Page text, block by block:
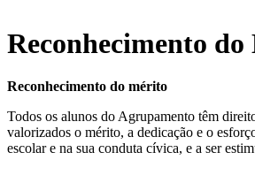
Reconhecimento
Reconhecimento do mérito
Todos os alunos do Agrupamento têm
valorizados o mérito, a dedicação e o
escolar e na sua conduta cívica, e a ser